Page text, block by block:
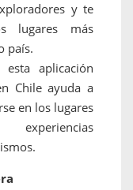
y te
lugares más
país.
esta aplicación
Chile ayuda a
en los lugares